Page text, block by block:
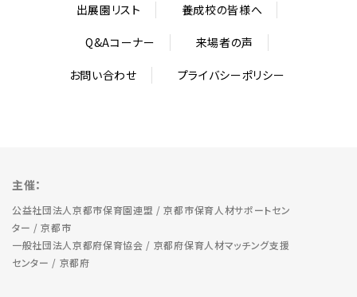
出展園リスト 養成校の皆様へ
Q&Aコーナー 来場者の声
お問い合わせ プライバシーポリシー
主催：
公益社団法人京都市保育園連盟 / 京都市保育人材サポートセン
ター / 京都市
一般社団法人京都府保育協会 / 京都府保育人材マッチング支援
センター / 京都府